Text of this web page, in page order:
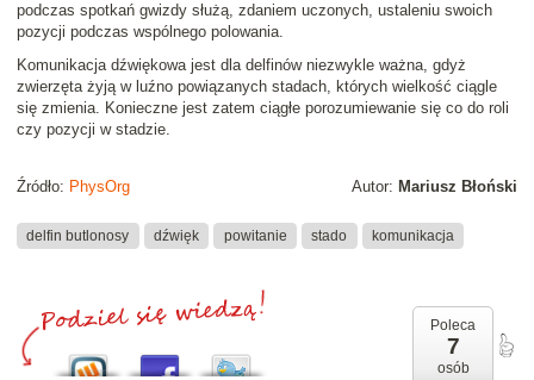
podczas spotkań gwizdy służą, zdaniem uczonych, ustaleniu swoich
pozycji podczas wspólnego polowania.
Komunikacja dźwiękowa jest dla delfinów niezwykle ważna, gdyż
zwierzęta żyją w luźno powiązanych stadach, których wielkość ciągle
się zmienia. Konieczne jest zatem ciągłe porozumiewanie się co do roli
czy pozycji w stadzie.
Autor: Mariusz Błoński
Źródło: PhysOrg
delfin butlonosy dźwięk powitanie stado komunikacja
Poleca
7
osób